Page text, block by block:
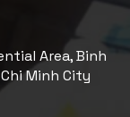
Area, Binh
Minh City